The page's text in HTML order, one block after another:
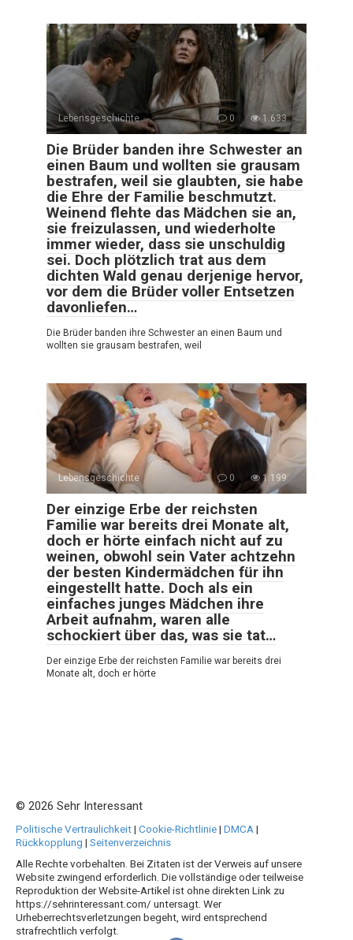
Lebensgeschichte 0 1.633
Die Brüder banden ihre Schwester an
einen Baum und wollten sie grausam
bestrafen, weil sie glaubten, sie habe
die Ehre der Familie beschmutzt.
Weinend flehte das Mädchen sie an,
sie freizulassen, und wiederholte
immer wieder, dass sie unschuldig
sei. Doch plötzlich trat aus dem
dichten Wald genau derjenige hervor,
vor dem die Brüder voller Entsetzen
davonliefen…
Die Brüder banden ihre Schwester an einen Baum und
wollten sie grausam bestrafen, weil
Lebensgeschichte 0 1.199
Der einzige Erbe der reichsten
Familie war bereits drei Monate alt,
doch er hörte einfach nicht auf zu
weinen, obwohl sein Vater achtzehn
der besten Kindermädchen für ihn
eingestellt hatte. Doch als ein
einfaches junges Mädchen ihre
Arbeit aufnahm, waren alle
schockiert über das, was sie tat…
Der einzige Erbe der reichsten Familie war bereits drei
Monate alt, doch er hörte
© 2026 Sehr Interessant
Politische Vertraulichkeit| Cookie-Richtlinie| DMCA|
Rückkopplung | Seitenverzeichnis
Alle Rechte vorbehalten. Bei Zitaten ist der Verweis auf unsere
Website zwingend erforderlich. Die vollständige oder teilweise
Reproduktion der Website-Artikel ist ohne direkten Link zu
https://sehrinteressant.com/ untersagt. Wer
Urheberrechtsverletzungen begeht, wird entsprechend
strafrechtlich verfolgt.